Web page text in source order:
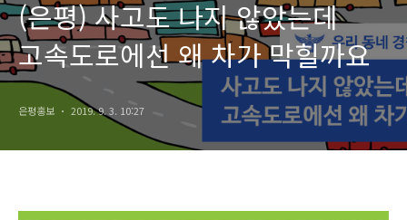
(은평) 사고도 나지 않았는데
고속도로에선 왜 차가 막힐까요
은평홍보 2019. 9. 3. 10:27